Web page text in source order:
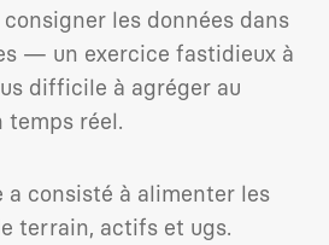
les données dans
— un exercice fastidieux à
difficile à agréger au
temps réel.
a consisté à alimenter les
terrain, actifs et ugs.